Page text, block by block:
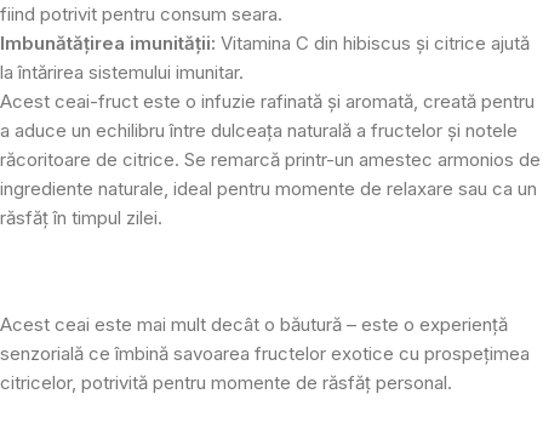
fiind potrivit pentru consum seara.
Imbunătățirea imunității: Vitamina C din hibiscus și citrice ajută
la întărirea sistemului imunitar.
Acest ceai-fruct este o infuzie rafinată și aromată, creată pentru
a aduce un echilibru între dulceața naturală a fructelor și notele
răcoritoare de citrice. Se remarcă printr-un amestec armonios de
ingrediente naturale, ideal pentru momente de relaxare sau ca un
răsfăț în timpul zilei.
Acest ceai este mai mult decât o băutură – este o experiență
senzorială ce îmbină savoarea fructelor exotice cu prospețimea
citricelor, potrivită pentru momente de răsfăț personal.